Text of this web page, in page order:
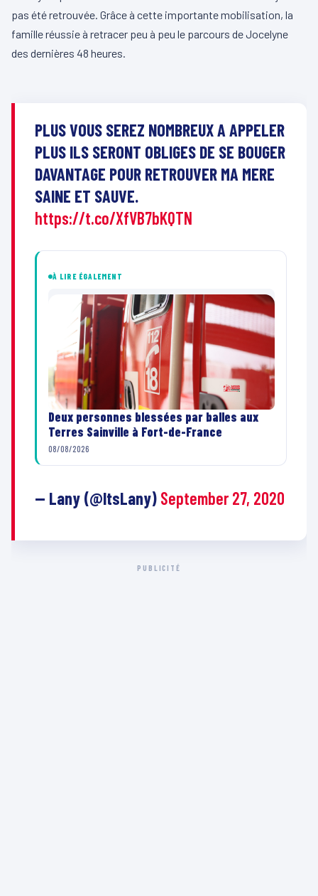
pas été retrouvée. Grâce à cette importante mobilisation, la
famille réussie à retracer peu à peu le parcours de Jocelyne
des dernières 48 heures.
PLUS VOUS SEREZ NOMBREUX A APPELER
PLUS ILS SERONT OBLIGES DE SE BOUGER
DAVANTAGE POUR RETROUVER MA MERE
SAINE ET SAUVE.
https://t.co/XfVB7bKQTN
À LIRE ÉGALEMENT
Deux personnes blessées par balles aux
Terres Sainville à Fort-de-France
08/08/2026
— Lany (@ItsLany) September 27, 2020
PUBLICITÉ